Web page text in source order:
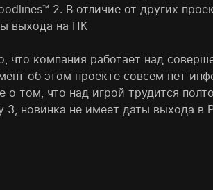
2. В отличие от других
выхода на ПК
что компания работает над
об этом проекте совсем нет
о том, что над игрой трудится
3, новинка не имеет даты выхода в